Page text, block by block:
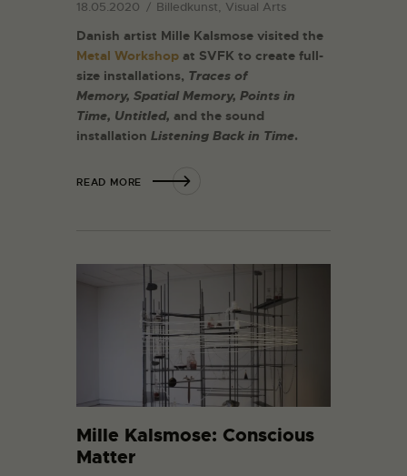
18.05.2020 Billedkunst, Visual Arts
Danish artist Mille Kalsmose visited the
Metal Workshop at SVFK to create full-
size installations, Traces of
Memory, Spatial Memory, Points in
Time, Untitled, and the sound
installation Listening Back in Time.
READ MORE
Mille Kalsmose: Conscious
Matter